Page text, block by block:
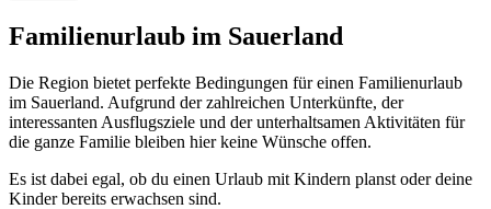
Familienurlaub im Sauerland
Die Region bietet perfekte Bedingungen für einen Familienurlaub
im Sauerland. Aufgrund der zahlreichen Unterkünfte, der
interessanten Ausflugsziele und der unterhaltsamen Aktivitäten für
die ganze Familie bleiben hier keine Wünsche offen.
Es ist dabei egal, ob du einen Urlaub mit Kindern planst oder deine
Kinder bereits erwachsen sind.